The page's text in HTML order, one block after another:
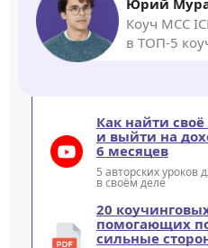
Юрий
Коуч MCC
в ТОП-5
Как найти
и выйти на
6 месяцев
5 авторских уроков
в своём деле
20
помогающих
сильные